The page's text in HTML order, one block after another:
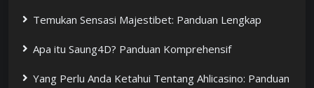
Temukan Sensasi Majestibet: Panduan Lengkap
Apa itu Saung4D? Panduan Komprehensif
Yang Perlu Anda Ketahui Tentang Ahlicasino: Panduan